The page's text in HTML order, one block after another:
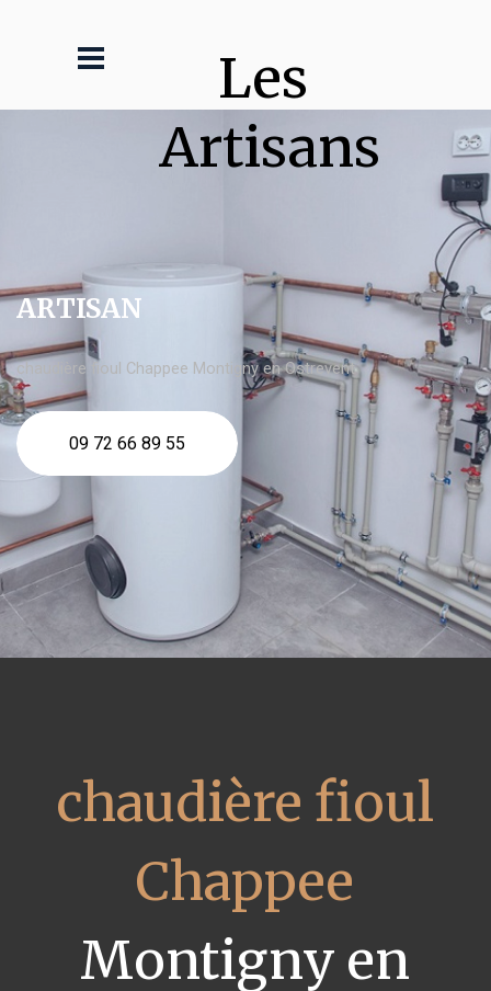
Les
Artisans
ARTISAN
chaudière fioul Chappee Montigny en Ostrevent
09 72 66 89 55
chaudière fioul
Chappee
Montigny en